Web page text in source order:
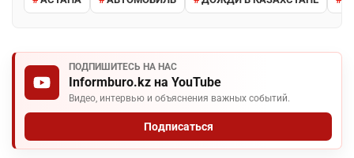
ПОДПИШИТЕСЬ НА НАС
Informburo.kz на YouTube
Видео, интервью и объяснения важных событий.
Подписаться